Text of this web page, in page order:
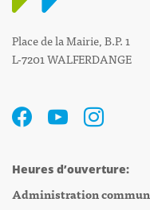
Place de la Mairie, B.P. 1
L-7201 WALFERDANGE
Heures d’ouverture:
Administration